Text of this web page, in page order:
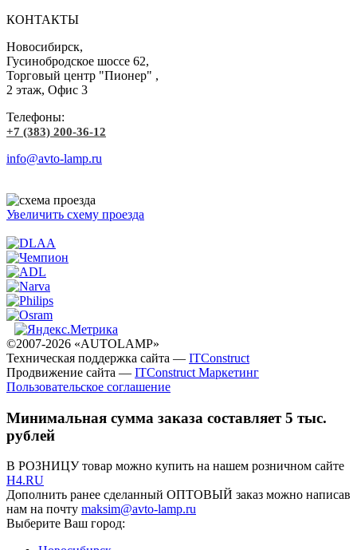
КОНТАКТЫ
Новосибирск,
Гусинобродское шоссе 62,
Торговый центр "Пионер" ,
2 этаж, Офис 3
Телефоны:
+7 (383) 200-36-12
info@avto-lamp.ru
Увеличить схему проезда
©2007-2026 «AUTOLAMP»
Техническая поддержка сайта — ITConstruct
Продвижение сайта — ITConstruct Маркетинг
Пользовательское соглашение
Минимальная сумма заказа составляет 5 тыс.
рублей
В РОЗНИЦУ товар можно купить на нашем розничном сайте
H4.RU
Дополнить ранее сделанный ОПТОВЫЙ заказ можно написав
нам на почту maksim@avto-lamp.ru
Выберите Ваш город: